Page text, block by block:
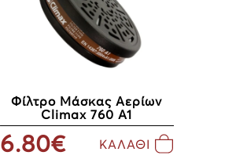
Φίλτρο Μάσκας Αερίων
Climax 760 Α1
6.80€ ΚΑΛΑΘΙ